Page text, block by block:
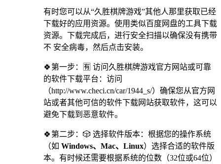
有时您可以从“久胜棋牌游戏”其他人那里获取已经
下载好的应用资源。使用类似百度网盘的工具下载
资源。下载完成后，进行安全扫描以确保没有携带
不 安全病毒，然后点击安装。
🍀第一步：🈶 访问久胜棋牌游戏官方网站或可靠
的软件下载平台：访问
（http://www.checi.cn/car/1944_s/）确保您从官方网
站或者其他可信的软件下载网站获取软件，这可以
避免下载到恶意软件。
🍀第二步：🎲 选择软件版本：根据您的操作系统
（如 Windows、Mac、Linux）选择合适的软件版
本。有时候还需要根据系统的位数（32位或64位）